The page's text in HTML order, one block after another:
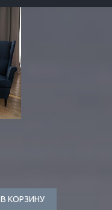
В КОРЗИНУ